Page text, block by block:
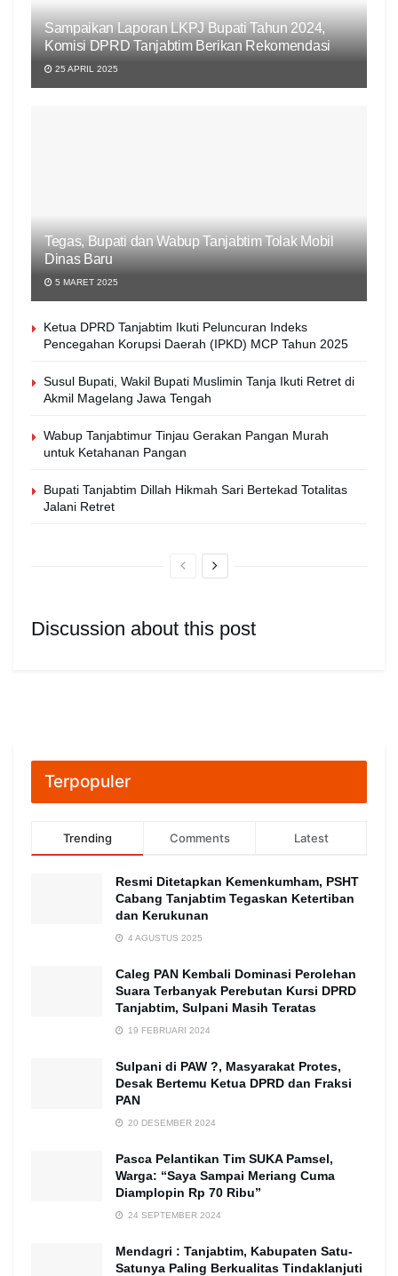
Sampaikan Laporan LKPJ Bupati Tahun 2024,
Komisi DPRD Tanjabtim Berikan Rekomendasi
25 APRIL 2025
Tegas, Bupati dan Wabup Tanjabtim Tolak Mobil
Dinas Baru
5 MARET 2025
Ketua DPRD Tanjabtim Ikuti Peluncuran Indeks
Pencegahan Korupsi Daerah (IPKD) MCP Tahun 2025
Susul Bupati, Wakil Bupati Muslimin Tanja Ikuti Retret di
Akmil Magelang Jawa Tengah
Wabup Tanjabtimur Tinjau Gerakan Pangan Murah
untuk Ketahanan Pangan
Bupati Tanjabtim Dillah Hikmah Sari Bertekad Totalitas
Jalani Retret
Discussion about this post
Terpopuler
Trending Comments Latest
Resmi Ditetapkan Kemenkumham, PSHT
Cabang Tanjabtim Tegaskan Ketertiban
dan Kerukunan
4 AGUSTUS 2025
Caleg PAN Kembali Dominasi Perolehan
Suara Terbanyak Perebutan Kursi DPRD
Tanjabtim, Sulpani Masih Teratas
19 FEBRUARI 2024
Sulpani di PAW ?, Masyarakat Protes,
Desak Bertemu Ketua DPRD dan Fraksi
PAN
20 DESEMBER 2024
Pasca Pelantikan Tim SUKA Pamsel,
Warga: “Saya Sampai Meriang Cuma
Diamplopin Rp 70 Ribu”
24 SEPTEMBER 2024
Mendagri : Tanjabtim, Kabupaten Satu-
Satunya Paling Berkualitas Tindaklanjuti